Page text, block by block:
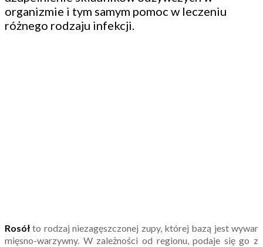
organizmie i tym samym pomoc w leczeniu
różnego rodzaju infekcji.
Rosół to rodzaj niezagęszczonej zupy, której bazą jest wywar
mięsno-warzywny. W zależności od regionu, podaje się go z